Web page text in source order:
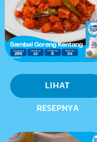
LIHAT
RESEPNYA